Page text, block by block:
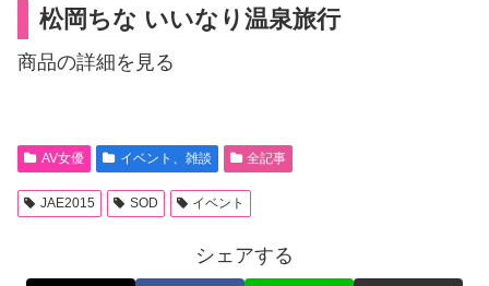
松岡ちな いいなり温泉旅行
商品の詳細を見る
AV女優 イベント、雑談 全記事
JAE2015 SOD イベント
シェアする